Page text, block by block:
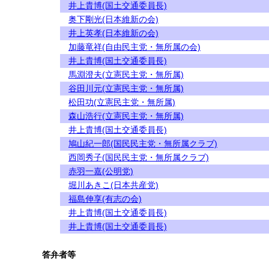
井上貴博(国土交通委員長)
奥下剛光(日本維新の会)
井上英孝(日本維新の会)
加藤竜祥(自由民主党・無所属の会)
井上貴博(国土交通委員長)
馬淵澄夫(立憲民主党・無所属)
谷田川元(立憲民主党・無所属)
松田功(立憲民主党・無所属)
森山浩行(立憲民主党・無所属)
井上貴博(国土交通委員長)
鳩山紀一郎(国民民主党・無所属クラブ)
西岡秀子(国民民主党・無所属クラブ)
赤羽一嘉(公明党)
堀川あきこ(日本共産党)
福島伸享(有志の会)
井上貴博(国土交通委員長)
井上貴博(国土交通委員長)
答弁者等